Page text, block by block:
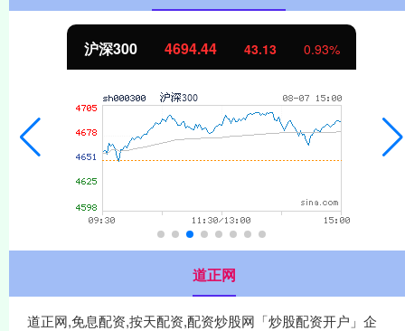
沪深300 4694.44 43.13 0.93%
道正网
道正网,免息配资,按天配资,配资炒股网「炒股配资开户」企